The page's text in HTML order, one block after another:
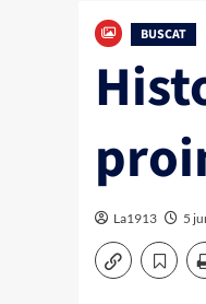
BUSCAT
La1913 5